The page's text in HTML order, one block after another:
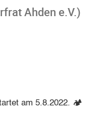
Ahden e.V.)
am 5.8.2022. 🏕